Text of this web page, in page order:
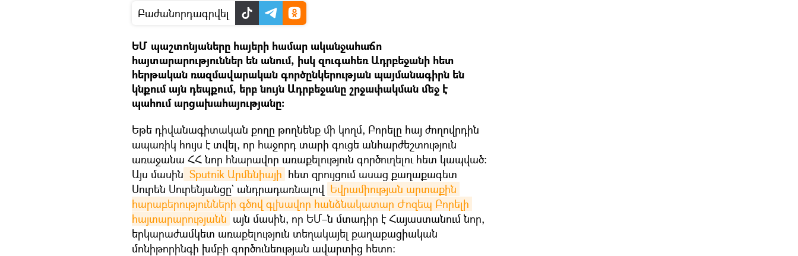
Բաժանորդագրվել
ԵՄ պաշտոնյաները հայերի համար ականջահաճո
հայտարարություններ են անում, իսկ զուգահեռ Ադրբեջանի հետ
հերթական ռազմավարական գործընկերության պայմանագիրն են
կնքում այն դեպքում, երբ նույն Ադրբեջանը շրջափակման մեջ է
պահում արցախահայությանը։
Եթե դիվանագիտական քողը թողնենք մի կողմ, Բորելը հայ ժողովրդին
ապառիկ հույս է տվել, որ հաջորդ տարի գուցե անհարժեշտություն
առաջանա ՀՀ նոր հնարավոր առաքելություն գործուղելու հետ կապված։
Այս մասին Sputnik Արմենիայի հետ զրույցում ասաց քաղաքագետ
Սուրեն Սուրենյանցը` անդրադառնալով Եվրամիության արտաքին
հարաբերությունների գծով գլխավոր հանձնակատար Ժոզեպ Բորելի
հայտարարությանն այն մասին, որ ԵՄ–ն մտադիր է Հայաստանում նոր,
երկարաժամկետ առաքելություն տեղակայել քաղաքացիական
մոնիթորինգի խմբի գործունեության ավարտից հետո։